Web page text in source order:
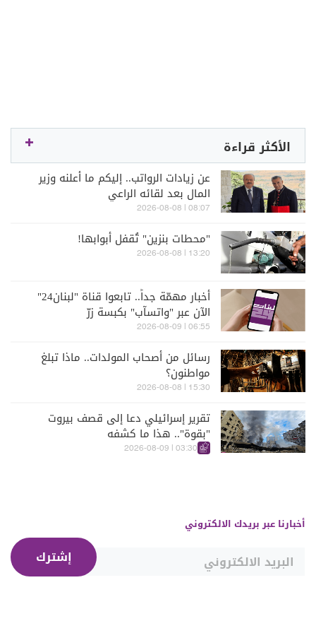
الأكثر قراءة
عن زيادات الرواتب.. إليكم ما أعلنه وزير
المال بعد لقائه الراعي
08:07 | 2026-08-08
"محطات بنزين" تُقفل أبوابها!
13:20 | 2026-08-08
أخبار مهمّة جداً.. تابعوا قناة "لبنان24"
الآن عبر "واتسآب" بكبسة زرّ
06:55 | 2026-08-09
رسائل من أصحاب المولدات.. ماذا تبلغ
مواطنون؟
15:30 | 2026-08-08
تقرير إسرائيلي دعا إلى قصف بيروت
"بقوة".. هذا ما كشفه
03:30 | 2026-08-09
أخبارنا عبر بريدك الالكتروني
إشترك